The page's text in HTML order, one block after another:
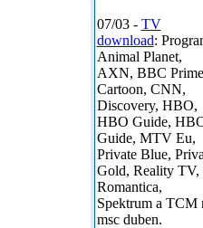
07/03 - TV
download:
Animal Planet,
AXN, BBC
Cartoon, CNN,
Discovery, HBO,
HBO Guide,
Guide, MTV Eu,
Private Blue,
Gold, Reality TV,
Romantica,
Spektrum a TCM
msc duben.